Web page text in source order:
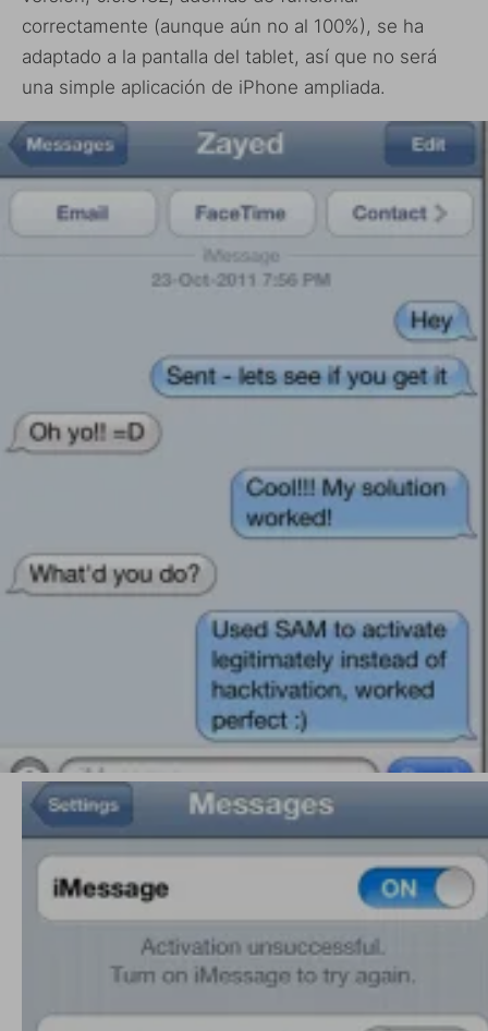
correctamente (aunque aún no al 100%), se ha
adaptado a la pantalla del tablet, así que no será
una simple aplicación de iPhone ampliada.